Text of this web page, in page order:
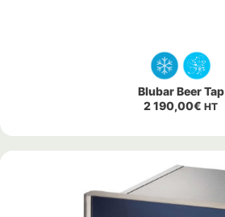
Blubar Beer Tap
2 190,00€ HT